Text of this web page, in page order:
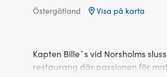
Östergötland Visa på karta
Kapten Bille´s vid Norsholms sluss hittar du historisk miljö,
restaurang där passionen för